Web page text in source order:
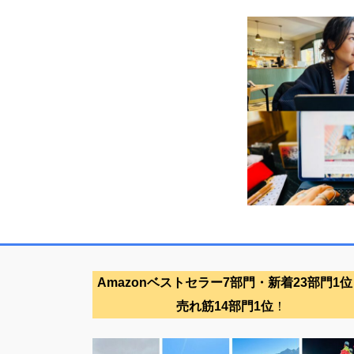
Amazonベストセラー7部門・新着23部門1
売れ筋14部門1位！